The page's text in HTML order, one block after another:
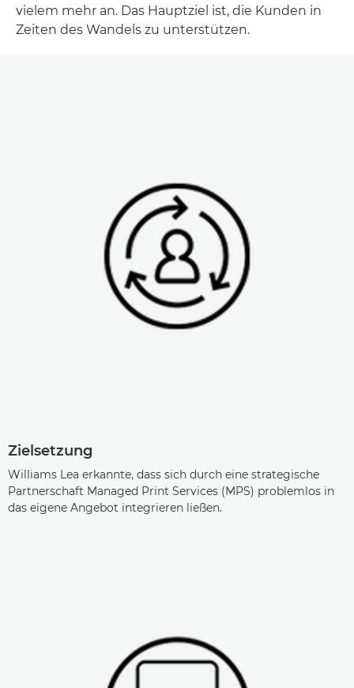
vielem mehr an. Das Hauptziel ist, die Kunden in
Zeiten des Wandels zu unterstützen.
Zielsetzung
Williams Lea erkannte, dass sich durch eine strategische
Partnerschaft Managed Print Services (MPS) problemlos in
das eigene Angebot integrieren ließen.